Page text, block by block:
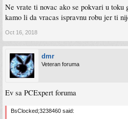
Ne vrate ti novac ako se pokvari u toku
kamo li da vracas ispravnu robu jer ti
Oct 16, 2018
dmr
Veteran foruma
Ev sa PCExpert foruma
BsClocked;3238460 said: